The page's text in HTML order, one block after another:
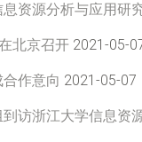
资源分析与应用研
北京召开 2021-05-
作意向 2021-05-07
访浙江大学信息资